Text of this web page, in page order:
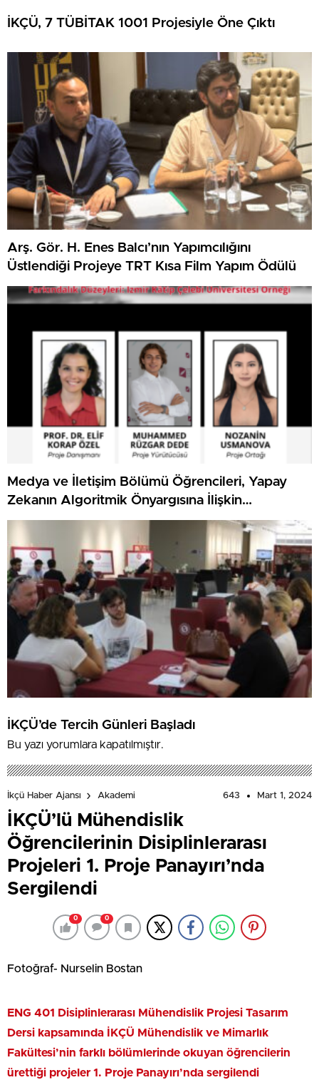
İKÇÜ, 7 TÜBİTAK 1001 Projesiyle Öne Çıktı
Arş. Gör. H. Enes Balcı’nın Yapımcılığını
Üstlendiği Projeye TRT Kısa Film Yapım Ödülü
Medya ve İletişim Bölümü Öğrencileri, Yapay
Zekanın Algoritmik Önyargısına İlişkin
Farkındalık Düzeylerini Araştıracak
İKÇÜ’de Tercih Günleri Başladı
Bu yazı yorumlara kapatılmıştır.
İkçü Haber Ajansı Akademi 643 Mart 1, 2024
İKÇÜ’lü Mühendislik
Öğrencilerinin Disiplinlerarası
Projeleri 1. Proje Panayırı’nda
Sergilendi
0 0
Fotoğraf- Nurselin Bostan
ENG 401 Disiplinlerarası Mühendislik Projesi Tasarım
Dersi kapsamında İKÇÜ Mühendislik ve Mimarlık
Fakültesi’nin farklı bölümlerinde okuyan öğrencilerin
ürettiği projeler 1. Proje Panayırı’nda sergilendi